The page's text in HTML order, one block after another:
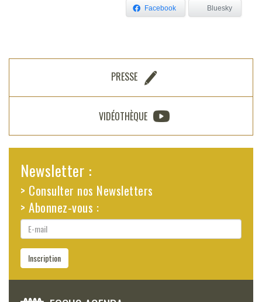
Facebook Bluesky
PRESSE
VIDÉOTHÈQUE
Newsletter :
> Consulter nos Newsletters
> Abonnez-vous :
E-
mail
Inscription